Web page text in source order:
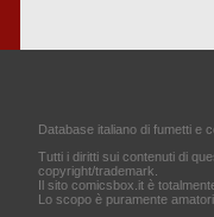
Database italiano di fumetti e
Tutti i diritti sui contenuti di
copyright/trademark.
Il sito comicsbox.it è
Lo scopo è puramente